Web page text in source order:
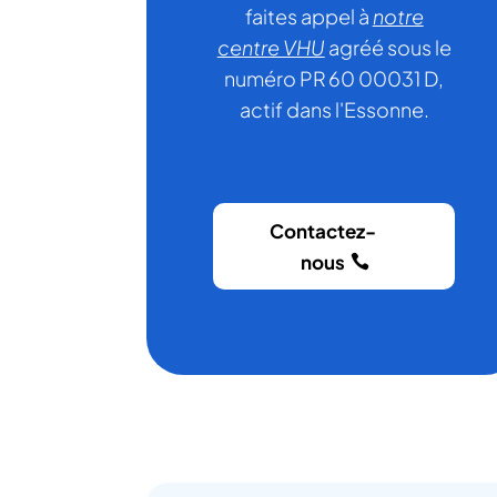
faites appel à notre
centre VHU agréé sous le
numéro PR 60 00031 D,
actif dans l'Essonne.
Contactez-
nous